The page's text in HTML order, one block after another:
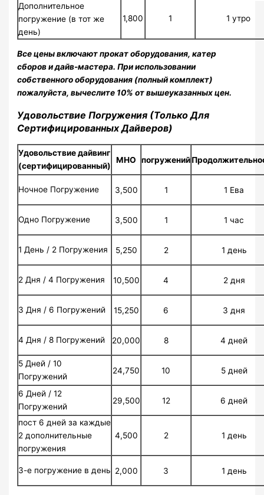
Дополнительное
погружение (в тот же
день)
1,800 1 1 утро
Все цены включают прокат оборудования, катер
сборов и дайв-мастера. При использовании
собственного оборудования (полный комплект)
пожалуйста, вычеслите 10% от вышеуказанных цен.
Удовольствие Погружения (Только Для
Сертифицированных Дайверов)
Удовольствие дайвинг
(сертифицированный)
МНО погружений
Ночное Погружение 3,500 1 1 Ева
Одно Погружение 3,500 1 1 час
1 День / 2 Погружения 5,250 2 1 день
2 Дня / 4 Погружения 10,500 4 2 дня
3 Дня / 6 Погружений 15,250 6 3 дня
4 Дня / 8 Погружений 20,000 8 4 дней
5 Дней / 10
Погружений
24,750 10 5 дней
6 Дней / 12
Погружений
29,500 12 6 дней
пост 6 дней за каждые
2 дополнительные
погружения
4,500 2 1 день
3-е погружение в день 2,000 3 1 день